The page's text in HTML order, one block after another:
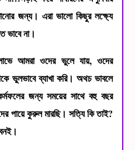
জন্য। এরা ভালো কিছুর লক্ষ্যে
ভাবে না।
আমরা ওদের ভুলে যায়, ওদের
ভুলভাবে ব্যাখা করি। অথচ ভাবলে
জন্য সময়ের সাথে বহু বছর
পায়ে কুরুল মারছি। সত্যি কি তাই?